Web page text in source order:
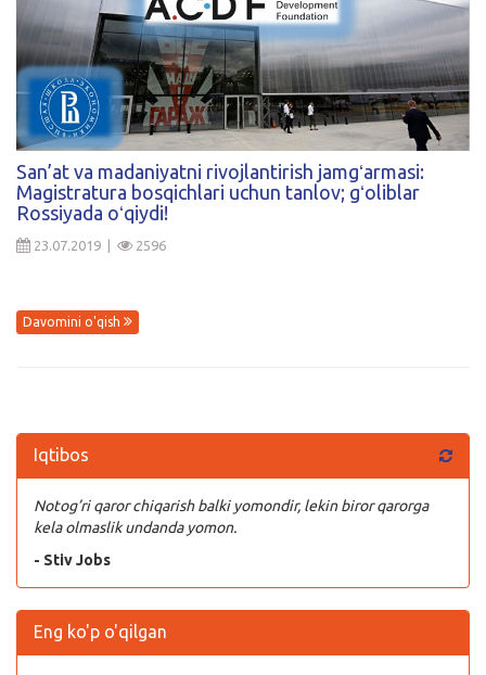
Qidirish
Kirish
San’at va madaniyatni rivojlantirish jamgʻarmasi:
Magistratura bosqichlari uchun tanlov; gʻoliblar
Rossiyada oʻqiydi!
23.07.2019 | 2596
Davomini o'qish
Iqtibos
Notog’ri qaror chiqarish balki yomondir, lekin biror qarorga
kela olmaslik undanda yomon.
- Stiv Jobs
Eng ko'p o'qilgan